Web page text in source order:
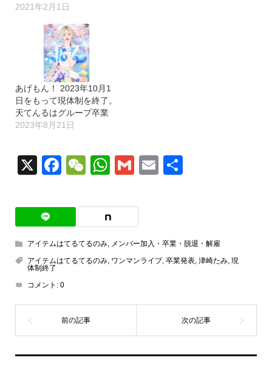
2021年2月1日
あげもん！ 2023年10月1
日をもって現体制を終了。
天てんるはグループ卒業
2023年8月21日
X Facebook
WeChat
WhatsApp
GmailEmail
アイテムはてるてるのみ, メンバー加入・卒業・脱退・解雇
アイテムはてるてるのみ, ワンマンライブ, 卒業発表, 津崎たみ, 現
体制終了
コメント: 0